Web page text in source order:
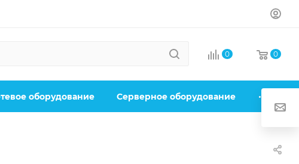
0 0
оборудование Серверное оборудование